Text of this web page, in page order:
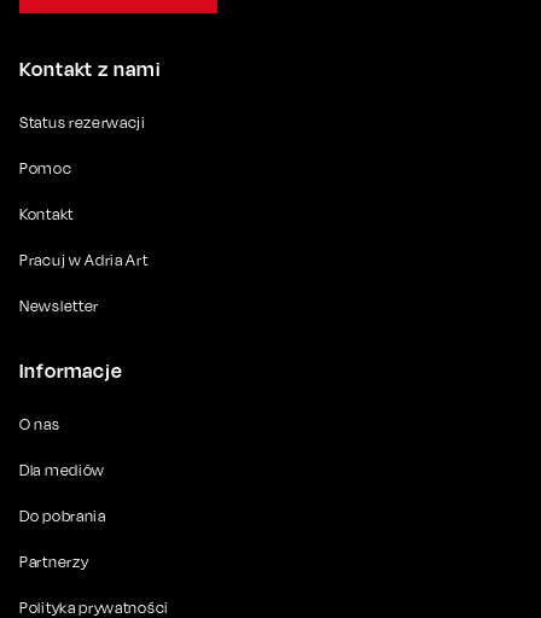
Kontakt z nami
Status rezerwacji
Pomoc
Kontakt
Pracuj w Adria Art
Newsletter
Informacje
O nas
Dla mediów
Do pobrania
Partnerzy
Polityka prywatności